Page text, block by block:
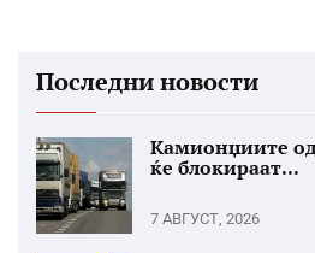
Последни новости
Камионџиите
ќе блокираат...
7 АВГУСТ, 2026